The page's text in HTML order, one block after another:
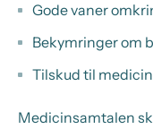
Gode vaner
Bekymringer om
Tilskud til
Medicinsamtalen